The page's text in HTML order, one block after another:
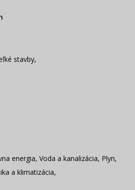
stavby,
energia, Voda a kanalizácia, Plyn,
a klimatizácia,